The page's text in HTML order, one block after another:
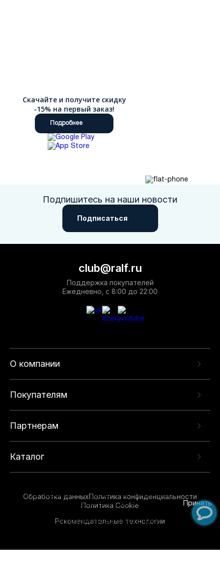
Скачайте и получите скидку
-15% на первый заказ!
Подробнее
Подпишитесь на наши новости
Подписаться
О компании
Покупателям
Партнерам
Каталог
club@ralf.ru
Поддержка покупателей
Ежедневно, с 8:00 до 22:00
Обработка данныхПолитика конфиденциальности
Политика Cookie
Рекомендательные технологии
опыта на нашем сайте. Продолжая использовать
данный сайт, вы соглашаетесь с использованием
технологий. Для получения дополнительной
Принять